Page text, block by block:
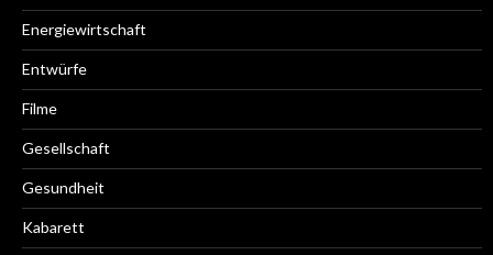
Energiewirtschaft
Entwürfe
Filme
Gesellschaft
Gesundheit
Kabarett